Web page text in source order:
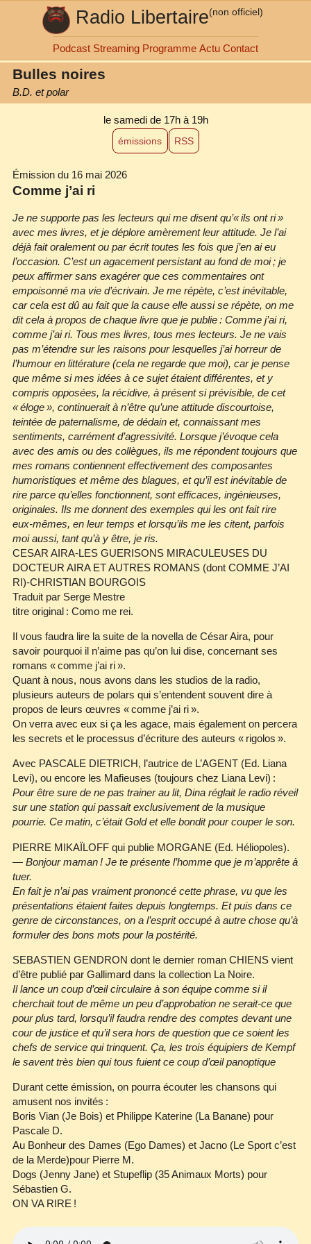
Radio Libertaire(non officiel)
Podcast Streaming Programme Actu Contact
Bulles noires
B.D. et polar
le samedi de 17h à 19h
émissions RSS
Émission du 16 mai 2026
Comme j’ai ri
Je ne supporte pas les lecteurs qui me disent qu’« ils ont ri »
avec mes livres, et je déplore amèrement leur attitude. Je l’ai
déjà fait oralement ou par écrit toutes les fois que j’en ai eu
l’occasion. C’est un agacement persistant au fond de moi ; je
peux affirmer sans exagérer que ces commentaires ont
empoisonné ma vie d’écrivain. Je me répète, c’est inévitable,
car cela est dû au fait que la cause elle aussi se répète, on me
dit cela à propos de chaque livre que je publie : Comme j’ai ri,
comme j’ai ri. Tous mes livres, tous mes lecteurs. Je ne vais
pas m’étendre sur les raisons pour lesquelles j’ai horreur de
l’humour en littérature (cela ne regarde que moi), car je pense
que même si mes idées à ce sujet étaient différentes, et y
compris opposées, la récidive, à présent si prévisible, de cet
« éloge », continuerait à n’être qu’une attitude discourtoise,
teintée de paternalisme, de dédain et, connaissant mes
sentiments, carrément d’agressivité. Lorsque j’évoque cela
avec des amis ou des collègues, ils me répondent toujours que
mes romans contiennent effectivement des composantes
humoristiques et même des blagues, et qu’il est inévitable de
rire parce qu’elles fonctionnent, sont efficaces, ingénieuses,
originales. Ils me donnent des exemples qui les ont fait rire
eux‐mêmes, en leur temps et lorsqu’ils me les citent, parfois
moi aussi, tant qu’à y être, je ris.
CESAR AIRA‐LES GUERISONS MIRACULEUSES DU
DOCTEUR AIRA ET AUTRES ROMANS (dont COMME J’AI
RI)-CHRISTIAN BOURGOIS
Traduit par Serge Mestre
titre original : Como me rei.
Il vous faudra lire la suite de la novella de César Aira, pour
savoir pourquoi il n’aime pas qu’on lui dise, concernant ses
romans « comme j’ai ri ».
Quant à nous, nous avons dans les studios de la radio,
plusieurs auteurs de polars qui s’entendent souvent dire à
propos de leurs œuvres « comme j’ai ri ».
On verra avec eux si ça les agace, mais également on percera
les secrets et le processus d’écriture des auteurs « rigolos ».
Avec PASCALE DIETRICH, l’autrice de L’AGENT (Ed. Liana
Levi), ou encore les Mafieuses (toujours chez Liana Levi) :
Pour être sure de ne pas trainer au lit, Dina réglait le radio réveil
sur une station qui passait exclusivement de la musique
pourrie. Ce matin, c’était Gold et elle bondit pour couper le son.
PIERRE MIKAÏLOFF qui publie MORGANE (Ed. Héliopoles).
— Bonjour maman ! Je te présente l’homme que je m’apprête à
tuer.
En fait je n’ai pas vraiment prononcé cette phrase, vu que les
présentations étaient faites depuis longtemps. Et puis dans ce
genre de circonstances, on a l’esprit occupé à autre chose qu’à
formuler des bons mots pour la postérité.
SEBASTIEN GENDRON dont le dernier roman CHIENS vient
d’être publié par Gallimard dans la collection La Noire.
Il lance un coup d’œil circulaire à son équipe comme si il
cherchait tout de même un peu d’approbation ne serait‐ce que
pour plus tard, lorsqu’il faudra rendre des comptes devant une
cour de justice et qu’il sera hors de question que ce soient les
chefs de service qui trinquent. Ça, les trois équipiers de Kempf
le savent très bien qui tous fuient ce coup d’œil panoptique
Durant cette émission, on pourra écouter les chansons qui
amusent nos invités :
Boris Vian (Je Bois) et Philippe Katerine (La Banane) pour
Pascale D.
Au Bonheur des Dames (Ego Dames) et Jacno (Le Sport c’est
de la Merde)pour Pierre M.
Dogs (Jenny Jane) et Stupeflip (35 Animaux Morts) pour
Sébastien G.
ON VA RIRE !